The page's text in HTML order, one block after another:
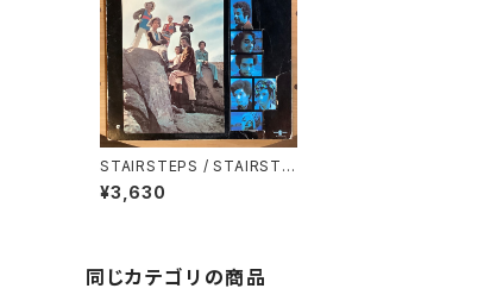
STAIRSTEPS / STAIRSTE
PS
¥3,630
同じカテゴリの商品